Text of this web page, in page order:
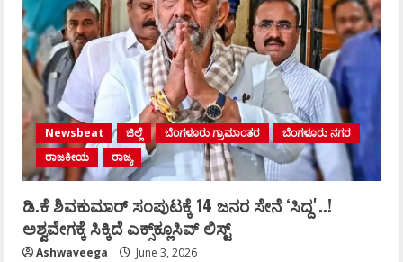
Newsbeat ಜಿಲ್ಲೆ ಬೆಂಗಳೂರು ಗ್ರಾಮಾಂತರ
ಬೆಂಗಳೂರು ನಗರ
ರಾಜಕೀಯ
ರಾಜ್ಯ
ಡಿ.ಕೆ ಶಿವಕುಮಾರ್‌ ಸಂಪುಟಕ್ಕೆ 14 ಜನರ ಸೇನೆ ʻಸಿದ್ದʼ..!
ಅಶ್ವವೇಗಕ್ಕೆ ಸಿಕ್ಕಿದೆ ಎಕ್ಸ್‌ಕ್ಲೂಸಿವ್‌ ಲಿಸ್ಟ್‌
Ashwaveega June 3, 2026